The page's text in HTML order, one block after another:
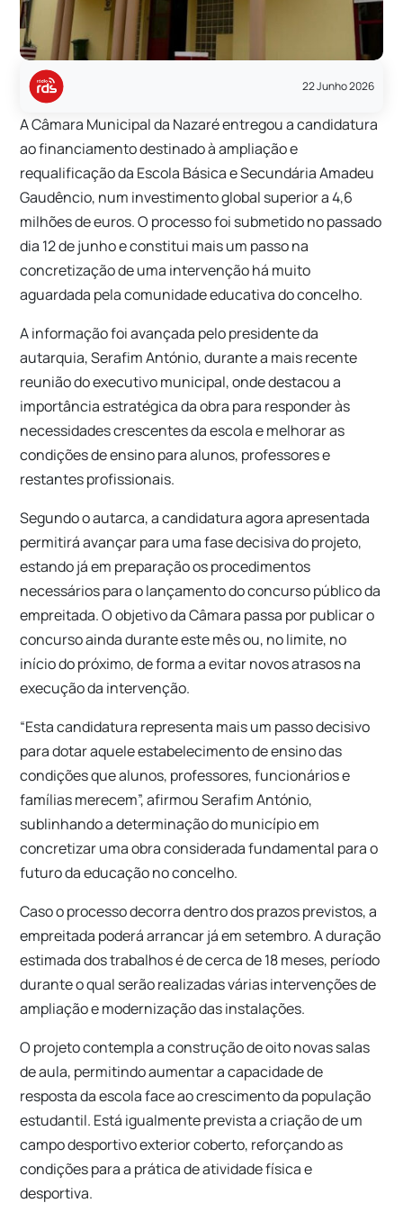
22 Junho 2026
A Câmara Municipal da Nazaré entregou a candidatura
ao financiamento destinado à ampliação e
requalificação da Escola Básica e Secundária Amadeu
Gaudêncio, num investimento global superior a 4,6
milhões de euros. O processo foi submetido no passado
dia 12 de junho e constitui mais um passo na
concretização de uma intervenção há muito
aguardada pela comunidade educativa do concelho.
A informação foi avançada pelo presidente da
autarquia, Serafim António, durante a mais recente
reunião do executivo municipal, onde destacou a
importância estratégica da obra para responder às
necessidades crescentes da escola e melhorar as
condições de ensino para alunos, professores e
restantes profissionais.
Segundo o autarca, a candidatura agora apresentada
permitirá avançar para uma fase decisiva do projeto,
estando já em preparação os procedimentos
necessários para o lançamento do concurso público da
empreitada. O objetivo da Câmara passa por publicar o
concurso ainda durante este mês ou, no limite, no
início do próximo, de forma a evitar novos atrasos na
execução da intervenção.
“Esta candidatura representa mais um passo decisivo
para dotar aquele estabelecimento de ensino das
condições que alunos, professores, funcionários e
famílias merecem”, afirmou Serafim António,
sublinhando a determinação do município em
concretizar uma obra considerada fundamental para o
futuro da educação no concelho.
Caso o processo decorra dentro dos prazos previstos, a
empreitada poderá arrancar já em setembro. A duração
estimada dos trabalhos é de cerca de 18 meses, período
durante o qual serão realizadas várias intervenções de
ampliação e modernização das instalações.
O projeto contempla a construção de oito novas salas
de aula, permitindo aumentar a capacidade de
resposta da escola face ao crescimento da população
estudantil. Está igualmente prevista a criação de um
campo desportivo exterior coberto, reforçando as
condições para a prática de atividade física e
desportiva.